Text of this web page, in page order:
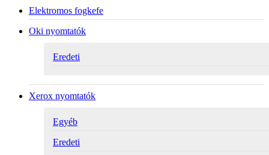
Elektromos fogkefe
Oki nyomtatók
Eredeti
Xerox nyomtatók
Egyéb
Eredeti